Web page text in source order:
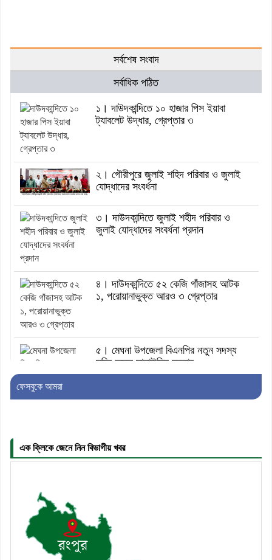
সর্বশেষ সংবাদ
সর্বাধিক পঠিত
১। দাউদকান্দিতে ১০ হাজার পিস ইয়াবা
ট্যাবলেট উদ্ধার, গ্রেপ্তার ৩
২। গৌরীপুরে জুলাই শহিদ পরিবার ও জুলাই
যোদ্ধাদের সংবর্ধনা
৩। দাউদকান্দিতে জুলাই শহীদ পরিবার ও
জুলাই যোদ্ধাদের সংবর্ধনা প্রদান
৪। দাউদকান্দিতে ৫২ কেজি গাঁজাসহ আটক
১, পরোয়ানাভুক্ত আরও ৩ গ্রেপ্তার
৫। মেঘনা উপজেলা বিএনপির নতুন সদস্য
সচিব হলেন সালাউদ্দিন সরকার
৮। দাউদকান্দিতে মুচি সম্প্রদায়ের খোঁজখবর
নিলেন ড. খন্দকার মারুফ হোসেন
ফেসবুকে আমরা
এক ক্লিকে জেনে নিন বিভাগীয় খবর